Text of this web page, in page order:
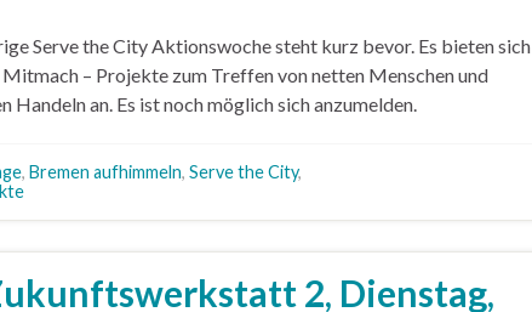
Serve the City Aktionswoche steht kurz bevor. Es bieten sich
– Projekte zum Treffen von netten Menschen und
Handeln an. Es ist noch möglich sich anzumelden.
, Bremen aufhimmeln, Serve the City,
2, Dienstag,